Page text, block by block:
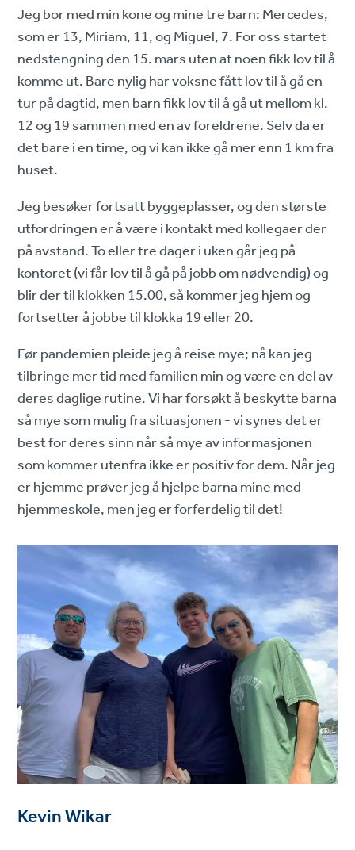
Jeg bor med min kone og mine tre barn: Mercedes,
som er 13, Miriam, 11, og Miguel, 7. For oss startet
nedstengning den 15. mars uten at noen fikk lov til å
komme ut. Bare nylig har voksne fått lov til å gå en
tur på dagtid, men barn fikk lov til å gå ut mellom kl.
12 og 19 sammen med en av foreldrene. Selv da er
det bare i en time, og vi kan ikke gå mer enn 1 km fra
huset.
Jeg besøker fortsatt byggeplasser, og den største
utfordringen er å være i kontakt med kollegaer der
på avstand. To eller tre dager i uken går jeg på
kontoret (vi får lov til å gå på jobb om nødvendig) og
blir der til klokken 15.00, så kommer jeg hjem og
fortsetter å jobbe til klokka 19 eller 20.
Før pandemien pleide jeg å reise mye; nå kan jeg
tilbringe mer tid med familien min og være en del av
deres daglige rutine. Vi har forsøkt å beskytte barna
så mye som mulig fra situasjonen - vi synes det er
best for deres sinn når så mye av informasjonen
som kommer utenfra ikke er positiv for dem. Når jeg
er hjemme prøver jeg å hjelpe barna mine med
hjemmeskole, men jeg er forferdelig til det!
Kevin Wikar